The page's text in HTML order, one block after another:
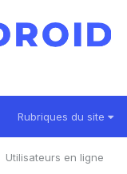
Rubriques du site
Utilisateurs en ligne